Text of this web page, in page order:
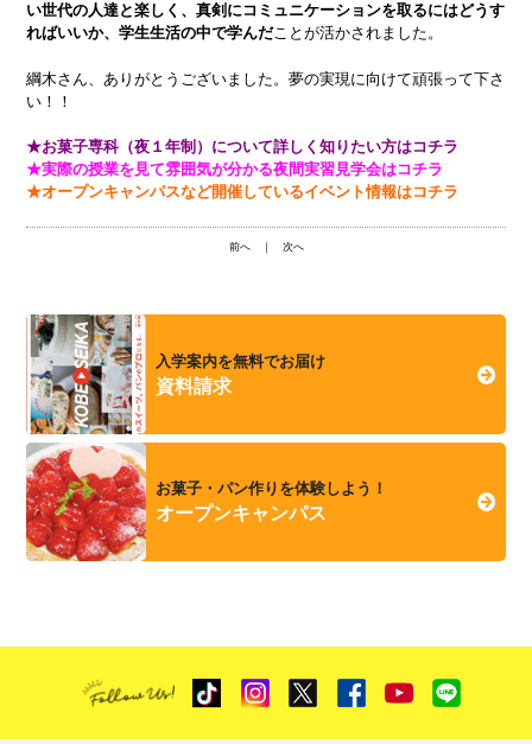
い世代の人達と楽しく、真剣にコミュニケーションを取るにはどうす
ればいいか、学生生活の中で学んだことが活かされました。
綱木さん、ありがとうございました。夢の実現に向けて頑張って下さ
い！！
★お菓子専科（夜１年制）について詳しく知りたい方はコチラ
★実際の授業を見て雰囲気が分かる夜間実習見学会はコチラ
★オープンキャンパスなど開催しているイベント情報はコチラ
前へ｜ 次へ
入学案内を無料でお届け
資料請求
お菓子・パン作りを体験しよう！
オープンキャンパス